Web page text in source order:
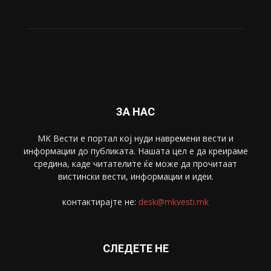
ЗА НАС
МК Вести е портал коj нуди навремени вести и
информации до публиката. Нашата цел е да креираме
средина, каде читателите ќе може да прочитаат
вистински вести, информации и идеи.
контактирајте не: desk@mkvesti.mk
СЛЕДЕТЕ НЕ